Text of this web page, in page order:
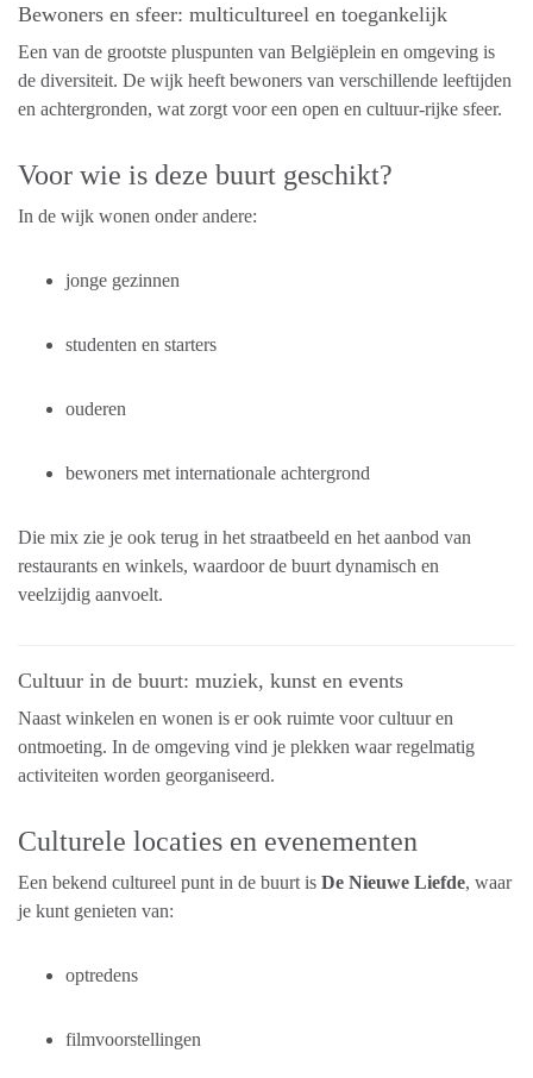
Bewoners en sfeer: multicultureel en toegankelijk
Een van de grootste pluspunten van Belgiëplein en omgeving is
de diversiteit. De wijk heeft bewoners van verschillende leeftijden
en achtergronden, wat zorgt voor een open en cultuur-rijke sfeer.
Voor wie is deze buurt geschikt?
In de wijk wonen onder andere:
jonge gezinnen
studenten en starters
ouderen
bewoners met internationale achtergrond
Die mix zie je ook terug in het straatbeeld en het aanbod van
restaurants en winkels, waardoor de buurt dynamisch en
veelzijdig aanvoelt.
Cultuur in de buurt: muziek, kunst en events
Naast winkelen en wonen is er ook ruimte voor cultuur en
ontmoeting. In de omgeving vind je plekken waar regelmatig
activiteiten worden georganiseerd.
Culturele locaties en evenementen
Een bekend cultureel punt in de buurt is De Nieuwe Liefde, waar
je kunt genieten van:
optredens
filmvoorstellingen